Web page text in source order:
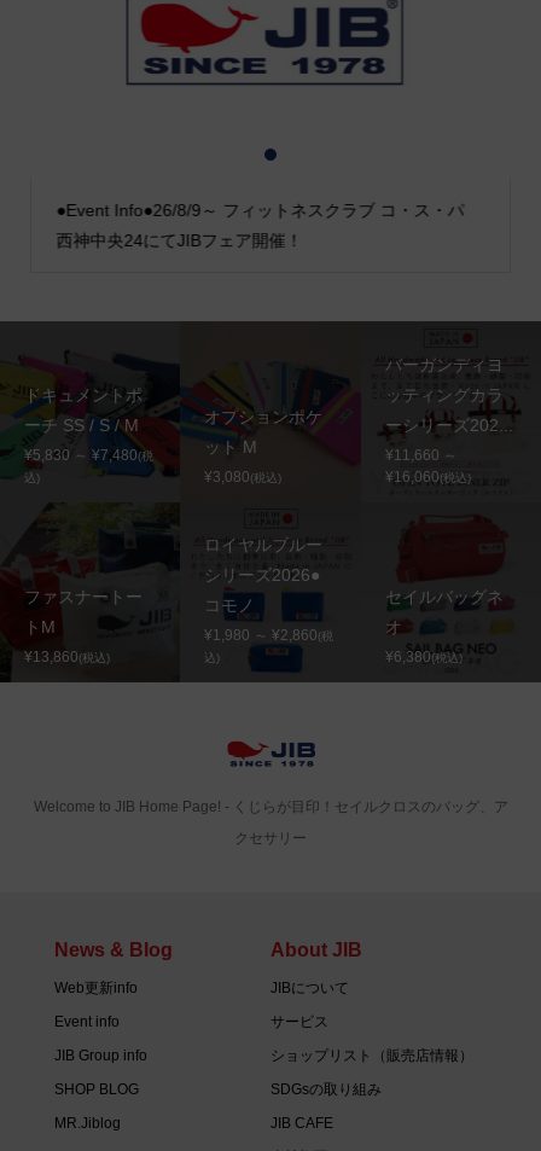
●Event Info●26/8/9～ フィットネスクラブ コ・ス・パ
西神中央24にてJIBフェア開催！
2
ドキュメントポ
ーチ SS / S / M
¥5,830 ～ ¥7,480(税
込)
オプションポケ
ット M
¥3,080(税込)
バーガンディヨ
ッティングカラ
ーシリーズ202...
¥11,660 ～
¥16,060(税込)
ファスナートー
トM
¥13,860(税込)
ロイヤルブルー
シリーズ2026●
コモノ
¥1,980 ～ ¥2,860(税
込)
セイルバッグネ
オ
¥6,380(税込)
Welcome to JIB Home Page! ‐ くじらが目印！セイルクロスのバッグ、ア
クセサリー
News & Blog
Web更新info
Event info
JIB Group info
SHOP BLOG
MR.Jiblog
About JIB
JIBについて
サービス
ショップリスト（販売店情報）
SDGsの取り組み
JIB CAFE